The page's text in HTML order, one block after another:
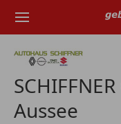
Hauptinhalt
Aussee